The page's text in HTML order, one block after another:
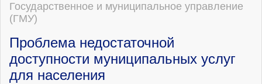
Государственное и муниципальное управление
(ГМУ)
Проблема недостаточной
доступности муниципальных услуг
для населения